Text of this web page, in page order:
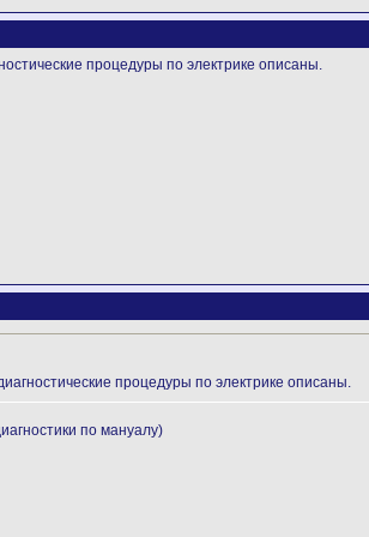
процедуры по электрике описаны.
процедуры по электрике описаны.
по мануалу)